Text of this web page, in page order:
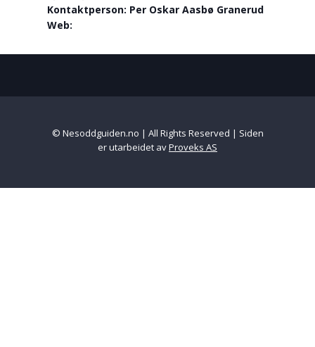
Kontaktperson: Per Oskar Aasbø Granerud
Web:
© Nesoddguiden.no | All Rights Reserved | Siden
er utarbeidet avProveks AS